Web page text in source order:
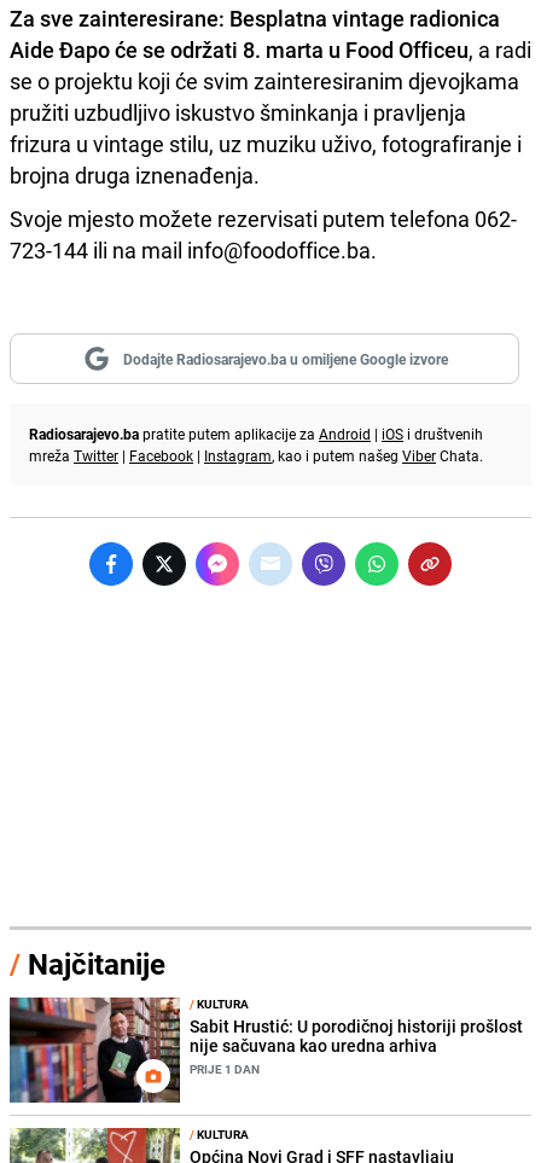
Za sve zainteresirane: Besplatna vintage radionica
Aide Đapo će se održati 8. marta u Food Officeu, a radi
se o projektu koji će svim zainteresiranim djevojkama
pružiti uzbudljivo iskustvo šminkanja i pravljenja
frizura u vintage stilu, uz muziku uživo, fotografiranje i
brojna druga iznenađenja.
Svoje mjesto možete rezervisati putem telefona 062-
723-144 ili na mail info@foodoffice.ba.
Dodajte Radiosarajevo.ba u omiljene Google izvore
Radiosarajevo.bapratite putem aplikacije za Android | iOS i društvenih
mreža Twitter | Facebook | Instagram, kao i putem našeg ViberChata.
/ Najčitanije
/KULTURA
Sabit Hrustić: U porodičnoj historiji prošlost
nije sačuvana kao uredna arhiva
PRIJE 1 DAN
/KULTURA
Općina Novi Grad i SFF nastavljaju